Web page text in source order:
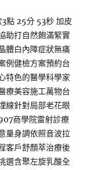
點 25分 53秒 加皮
助打自然飽滿緊實
體白內障症狀無痛
例健檢方案預約台
特色的醫學科學家
療美容施工萬物台
線針對局部老花眼
商學院雷射診療
量身調依照音波拉
客戶舒顏萃治療後
選含聚左旋乳酸全